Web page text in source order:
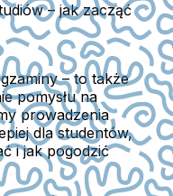
– jak zacząć
– to także
pomysłu na
prowadzenia
dla studentów,
i jak pogodzić